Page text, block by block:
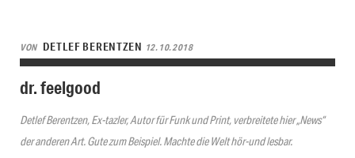
VON DETLEF BERENTZEN 12.10.2018
dr. feelgood
Detlef Berentzen, Ex-tazler, Autor für Funk und Print, verbreitete hier „News“
der anderen Art. Gute zum Beispiel. Machte die Welt hör-und lesbar.